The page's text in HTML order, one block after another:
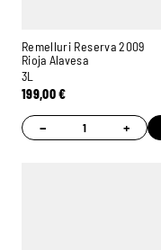
Remelluri Reserva 2009
Rioja Alavesa
3L
199,00€
− +